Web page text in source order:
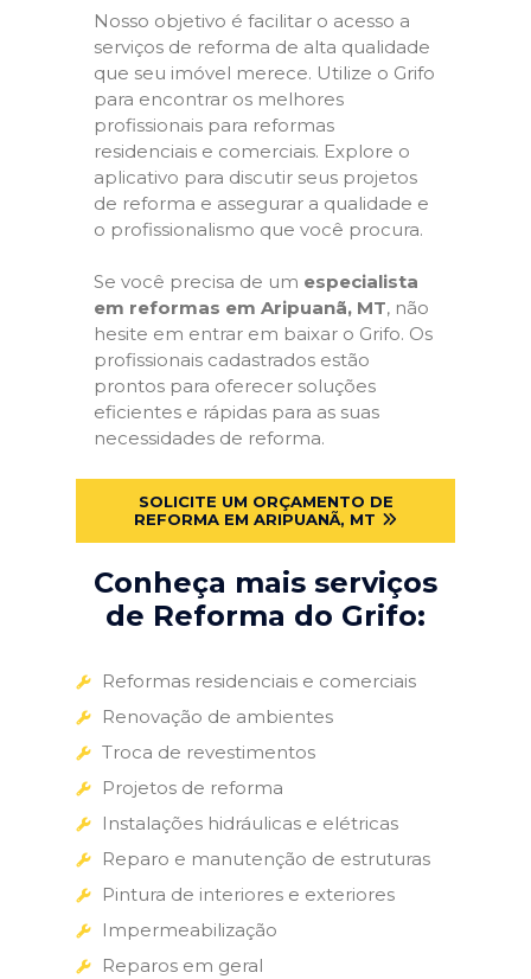
Nosso objetivo é facilitar o acesso a
serviços de reforma de alta qualidade
que seu imóvel merece. Utilize o Grifo
para encontrar os melhores
profissionais para reformas
residenciais e comerciais. Explore o
aplicativo para discutir seus projetos
de reforma e assegurar a qualidade e
o profissionalismo que você procura.
Se você precisa de um especialista
em reformas em Aripuanã, MT, não
hesite em entrar em baixar o Grifo. Os
profissionais cadastrados estão
prontos para oferecer soluções
eficientes e rápidas para as suas
necessidades de reforma.
SOLICITE UM ORÇAMENTO DE
REFORMA EM ARIPUANÃ, MT
Conheça mais serviços
de Reforma do Grifo:
Reformas residenciais e comerciais
Renovação de ambientes
Troca de revestimentos
Projetos de reforma
Instalações hidráulicas e elétricas
Reparo e manutenção de estruturas
Pintura de interiores e exteriores
Impermeabilização
Reparos em geral